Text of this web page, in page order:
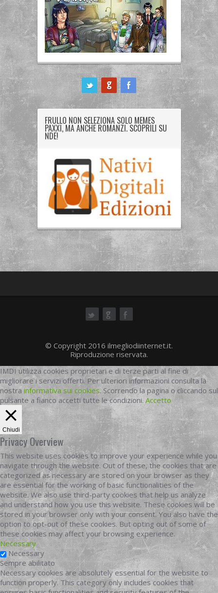
FRULLO NON SELEZIONA SOLO MEMES
PAXXI, MA ANCHE ROMANZI. SCOPRILI SU
NDE!
© Copyright 2016 ilmegliodiinternet.it.
Riproduzione riservata.
IMDI utilizza cookies proprietari e di terze parti al fine di
migliorare i servizi offerti. Per ulteriori informazioni consulta la
nostra informativa sui cookies. Scorrendo la pagina o cliccando sul
pulsante a fianco accetti tutte le condizioni. Accetto
Chiudi
Privacy Overview
This website uses cookies to improve your experience while you
navigate through the website. Out of these, the cookies that are
categorized as necessary are stored on your browser as they
are essential for the working of basic functionalities of the
website. We also use third-party cookies that help us analyze
and understand how you use this website. These cookies will be
stored in your browser only with your consent. You also have the
option to opt-out of these cookies. But opting out of some of
these cookies may affect your browsing experience.
Necessary
Necessary
Sempre abilitato
Necessary cookies are absolutely essential for the website to
function properly. This category only includes cookies that